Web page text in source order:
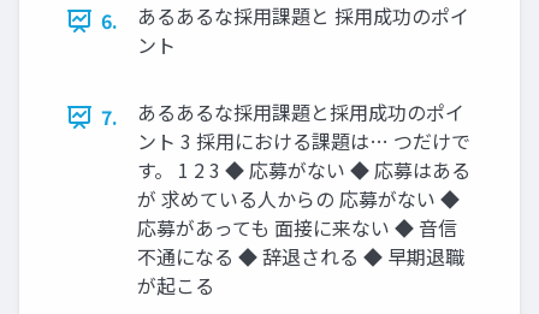
6.
あるあるな採⽤課題と 採⽤成功のポイ
ント
7.
あるあるな採⽤課題と採⽤成功のポイ
ント 3 採⽤における課題は… つだけで
す。 1 2 3 ◆ 応募がない ◆ 応募はある
が 求めている⼈からの 応募がない ◆
応募があっても ⾯接に来ない ◆ ⾳信
不通になる ◆ 辞退される ◆ 早期退職
が起こる